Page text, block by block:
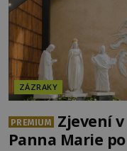
ZÁZRAKY
PREMIUM
Zjevení
Panna Marie